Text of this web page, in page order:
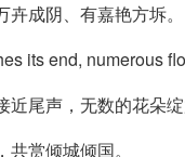
成阴、有嘉艳方坼。
its end, numerous
近尾声，无数的花朵
赏倾城倾国。